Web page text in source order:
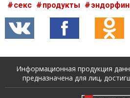
секс продукты
Информационная продукция
предназначена для лиц,